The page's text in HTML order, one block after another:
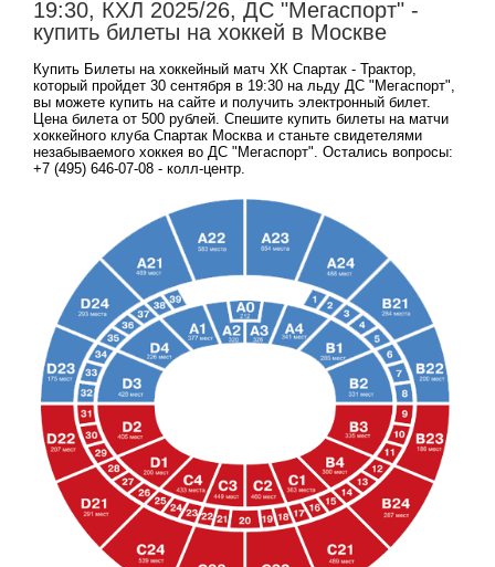
19:30, КХЛ 2025/26, ДС "Мегаспорт" -
купить билеты на хоккей в Москве
Купить Билеты на хоккейный матч ХК Спартак - Трактор,
который пройдет 30 сентября в 19:30 на льду ДС "Мегаспорт",
вы можете купить на сайте и получить электронный билет.
Цена билета от 500 рублей. Спешите купить билеты на матчи
хоккейного клуба Спартак Москва и станьте свидетелями
незабываемого хоккея во ДС "Мегаспорт". Остались вопросы:
+7 (495) 646-07-08 - колл-центр.